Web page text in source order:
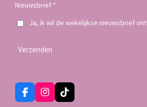
Nieuwsbrief *
Ja, ik wil de wekelijkse nieuwsbrief
Verzenden
F
a
I
n
T
i